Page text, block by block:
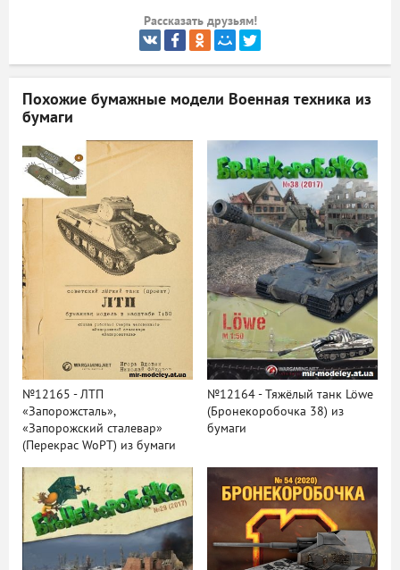
Рассказать друзьям!
Похожие бумажные модели Военная техника из
бумаги
№12165 - ЛТП
«Запорожсталь»,
«Запорожский сталевар»
(Перекрас WoPT) из бумаги
№12164 - Тяжёлый танк Löwe
(Бронекоробочка 38) из
бумаги